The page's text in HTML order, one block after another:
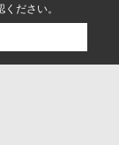
ください。